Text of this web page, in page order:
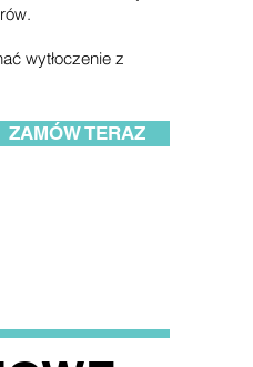
wytłoczenie z
ZAMÓW TERAZ